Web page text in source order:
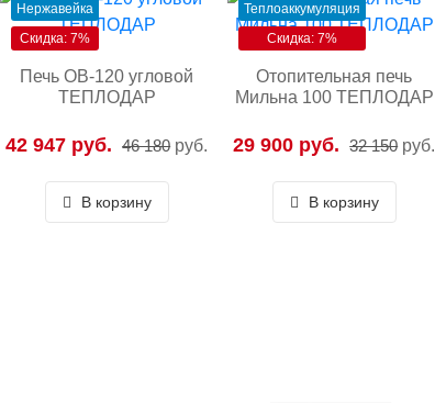
Нержавейка
Скидка: 7%
Печь ОВ-120 угловой
ТЕПЛОДАР
42 947 руб. 46 180 руб.
В корзину
Теплоаккумуляция
Скидка: 7%
Отопительная печь
Мильна 100 ТЕПЛОДАР
29 900 руб. 32 150 руб.
В корзину